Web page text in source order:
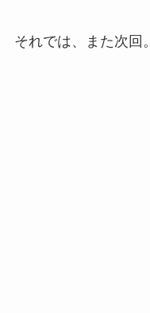
それでは、また次回。